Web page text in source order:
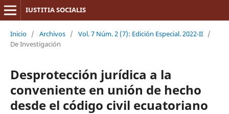
IUSTITIA SOCIALIS
Inicio / Archivos / Vol. 7 Núm. 2 (7): Edición Especial. 2022-II /
De Investigación
Desprotección jurídica a la
conveniente en unión de hecho
desde el código civil ecuatoriano